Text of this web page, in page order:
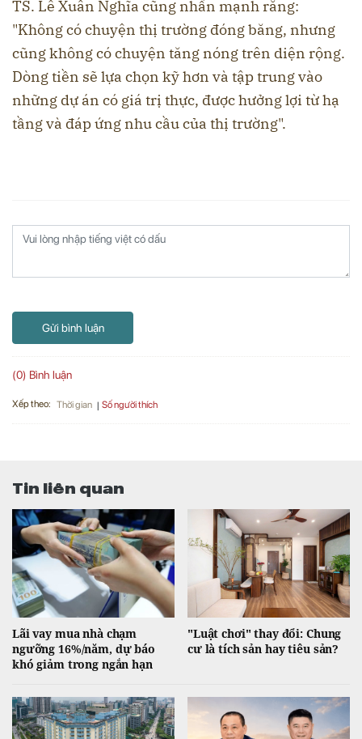
TS. Lê Xuân Nghĩa cũng nhấn mạnh rằng:
"Không có chuyện thị trường đóng băng, nhưng
cũng không có chuyện tăng nóng trên diện rộng.
Dòng tiền sẽ lựa chọn kỹ hơn và tập trung vào
những dự án có giá trị thực, được hưởng lợi từ hạ
tầng và đáp ứng nhu cầu của thị trường".
Gửi bình luận
(0) Bình luận
Xếp theo: Thời gian Số người thích
Tin liên quan
Lãi vay mua nhà chạm
ngưỡng 16%/năm, dự báo
khó giảm trong ngắn hạn
"Luật chơi" thay đổi: Chung
cư là tích sản hay tiêu sản?